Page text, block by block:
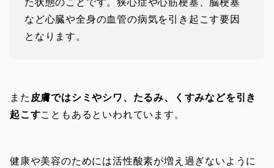
など心臓や全身の血管の病気を引き起こす要因
となります。
また皮膚ではシミやシワ、たるみ、くすみなどを引き
起こすこともあるといわれています。
健康や美容のためには活性酸素が増え過ぎないように